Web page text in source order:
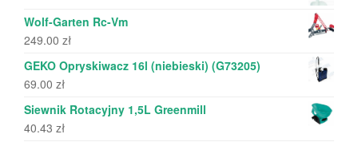
Wolf-Garten Rc-Vm
249.00 zł
GEKO Opryskiwacz 16l (niebieski) (G73205)
69.00 zł
Siewnik Rotacyjny 1,5L Greenmill
40.43 zł